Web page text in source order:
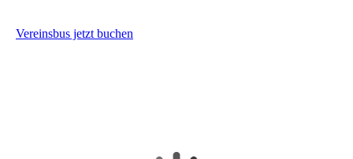
Vereinsbus jetzt buchen